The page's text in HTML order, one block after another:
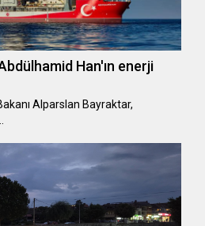
Han'ın enerji
Alparslan Bayraktar,